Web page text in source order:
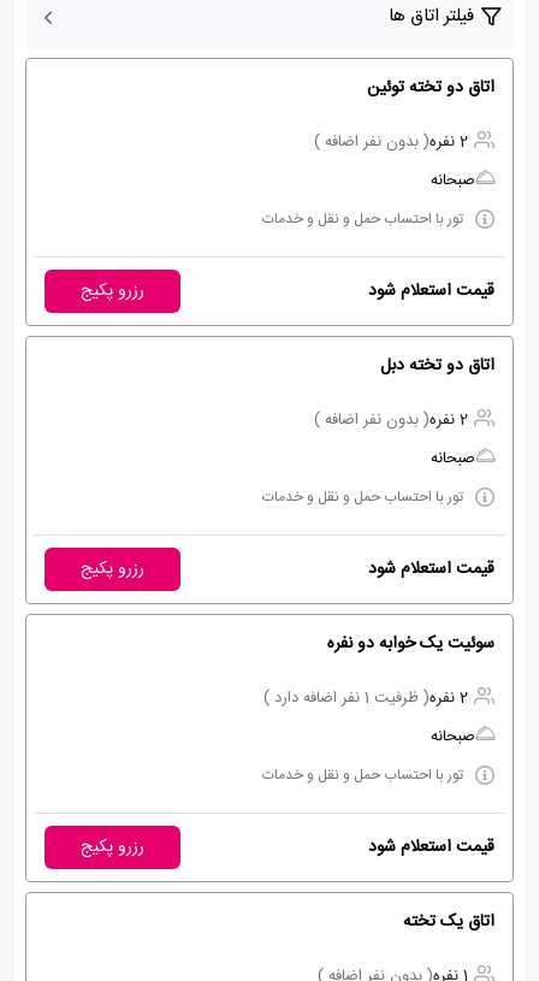
فیلتر اتاق ها
اتاق دو تخته توئین
2 نفره
( بدون نفر اضافه )
صبحانه
تور با احتساب حمل و نقل و خدمات
قیمت استعلام شود رزرو پکیج
اتاق دو تخته دبل
2 نفره
( بدون نفر اضافه )
صبحانه
تور با احتساب حمل و نقل و خدمات
قیمت استعلام شود رزرو پکیج
سوئیت یک خوابه دو نفره
2 نفره
( ظرفیت 1 نفر اضافه دارد )
صبحانه
تور با احتساب حمل و نقل و خدمات
قیمت استعلام شود رزرو پکیج
اتاق یک تخته